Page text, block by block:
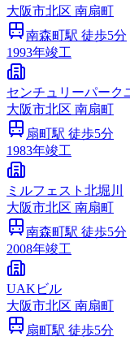
大阪市北区 南扇町
南森町駅 徒歩5分
1993年竣工
センチュリーパーク
大阪市北区 南扇町
扇町駅 徒歩5分
1983年竣工
ミルフェスト北堀川
大阪市北区 南扇町
南森町駅 徒歩5分
2008年竣工
UAKビル
大阪市北区 南扇町
扇町駅 徒歩5分